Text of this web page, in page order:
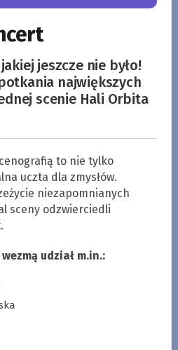
jeszcze nie było!
największych
scenie Hali Orbita
to nie tylko
uczta dla zmysłów.
niezapomnianych
sceny odzwierciedli
udział m.in.: